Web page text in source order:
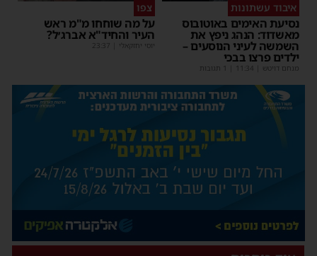
איבוד עשתונות
נסיעת האימים באוטובוס
מאשדוד: הנהג ניפץ את
השמשה לעיני הנוסעים –
ילדים פרצו בבכי
מנחם דויטש 11:34
צפו
על מה שוחחו מ"מ ראש
העיר והחיד"א אברג׳ל?
יוסי יחזקאלי 23:37